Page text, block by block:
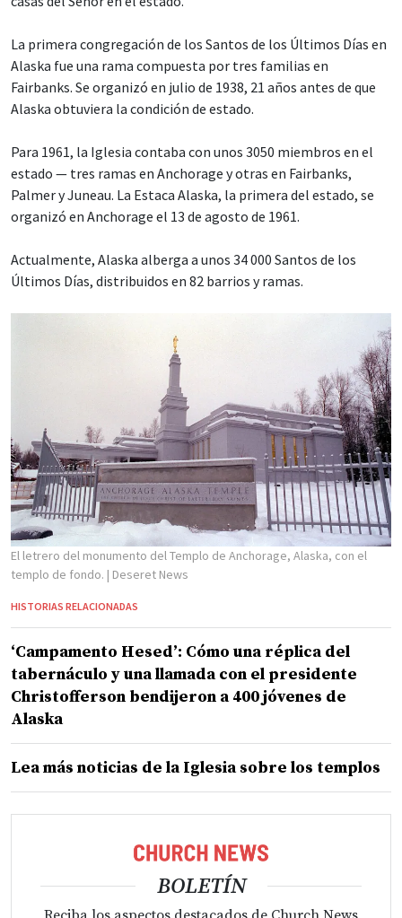
La primera congregación de los Santos de los Últimos Días en
Alaska fue una rama compuesta por tres familias en
Fairbanks. Se organizó en julio de 1938, 21 años antes de que
Alaska obtuviera la condición de estado.
Para 1961, la Iglesia contaba con unos 3050 miembros en el
estado — tres ramas en Anchorage y otras en Fairbanks,
Palmer y Juneau. La Estaca Alaska, la primera del estado, se
organizó en Anchorage el 13 de agosto de 1961.
Actualmente, Alaska alberga a unos 34 000 Santos de los
Últimos Días, distribuidos en 82 barrios y ramas.
El letrero del monumento del Templo de Anchorage, Alaska, con el
templo de fondo. | Deseret News
HISTORIAS RELACIONADAS
‘Campamento Hesed’: Cómo una réplica del
tabernáculo y una llamada con el presidente
Christofferson bendijeron a 400 jóvenes de
Alaska
Lea más noticias de la Iglesia sobre los templos
BOLETÍN